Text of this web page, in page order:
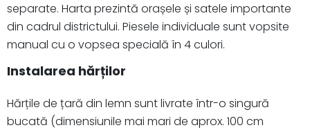
separate. Harta prezintă orașele și satele importante
din cadrul districtului. Piesele individuale sunt vopsite
manual cu o vopsea specială în 4 culori.
Instalarea hărților
Hărțile de țară din lemn sunt livrate într-o singură
bucată (dimensiunile mai mari de aprox. 100 cm